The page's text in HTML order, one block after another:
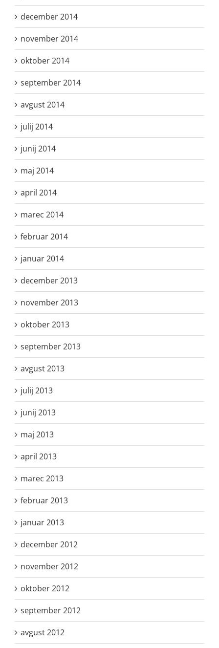
december 2014
november 2014
oktober 2014
september 2014
avgust 2014
julij 2014
junij 2014
maj 2014
april 2014
marec 2014
februar 2014
januar 2014
december 2013
november 2013
oktober 2013
september 2013
avgust 2013
julij 2013
junij 2013
maj 2013
april 2013
marec 2013
februar 2013
januar 2013
december 2012
november 2012
oktober 2012
september 2012
avgust 2012